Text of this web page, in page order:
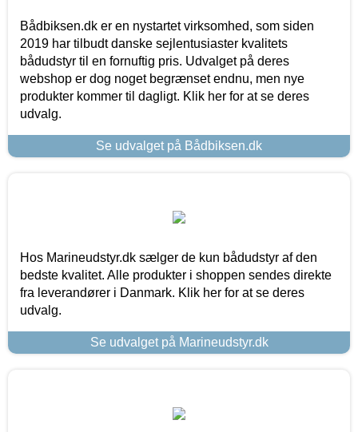
Bådbiksen.dk er en nystartet virksomhed, som siden
2019 har tilbudt danske sejlentusiaster kvalitets
bådudstyr til en fornuftig pris. Udvalget på deres
webshop er dog noget begrænset endnu, men nye
produkter kommer til dagligt. Klik her for at se deres
udvalg.
Se udvalget på Bådbiksen.dk
Hos Marineudstyr.dk sælger de kun bådudstyr af den
bedste kvalitet. Alle produkter i shoppen sendes direkte
fra leverandører i Danmark. Klik her for at se deres
udvalg.
Se udvalget på Marineudstyr.dk